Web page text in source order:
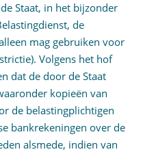
Staat, in het bijzonder
de
mag gebruiken voor
Volgens het hof
dat de door de Staat
kopieën van
de belastingplichtigen
bankrekeningen over de
alsmede, indien van